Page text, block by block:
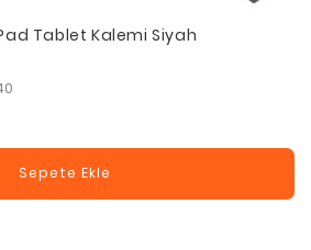
Tablet Kalemi Siyah
Sepete Ekle